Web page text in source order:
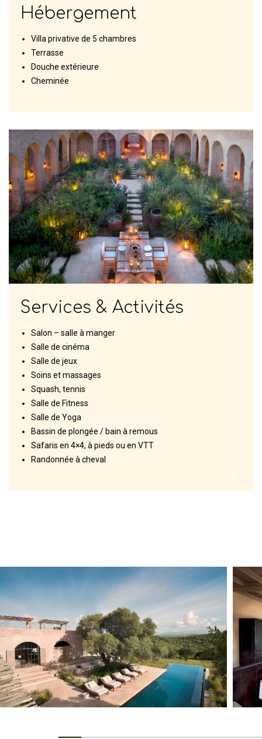
Hébergement
Villa privative de 5 chambres
Terrasse
Douche extérieure
Cheminée
Services & Activités
Salon – salle à manger
Salle de cinéma
Salle de jeux
Soins et massages
Squash, tennis
Salle de Fitness
Salle de Yoga
Bassin de plongée / bain à remous
Safaris en 4×4, à pieds ou en VTT
Randonnée à cheval